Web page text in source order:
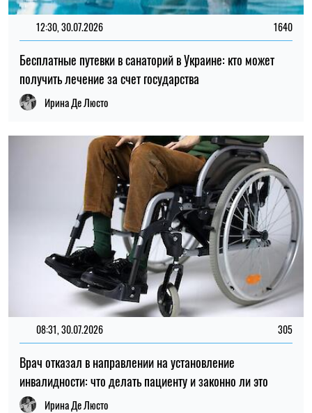
12:30, 30.07.2026 1640
Бесплатные путевки в санаторий в Украине: кто может
получить лечение за счет государства
Ирина Де Люсто
08:31, 30.07.2026 305
Врач отказал в направлении на установление
инвалидности: что делать пациенту и законно ли это
Ирина Де Люсто